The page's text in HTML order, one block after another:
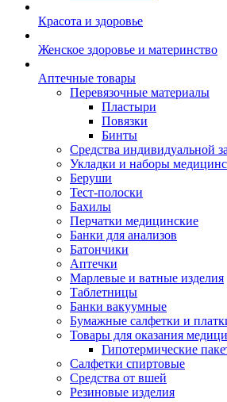
Красота и здоровье
Женское здоровье и материнство
Аптечные товары
Перевязочные материалы
Пластыри
Повязки
Бинты
Средства индивидуальной
Укладки и наборы
Беруши
Тест-полоски
Бахилы
Перчатки медицинские
Банки для анализов
Батончики
Аптечки
Марлевые и ватные изделия
Таблетницы
Банки вакуумные
Бумажные салфетки и
Товары для оказания
Гипотермические
Салфетки спиртовые
Средства от вшей
Резиновые изделия